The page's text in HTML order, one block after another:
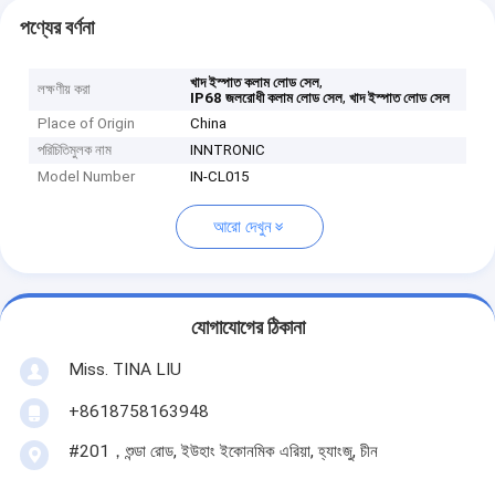
পণ্যের বর্ণনা
লক্ষণীয় করা খাদ ইস্পাত কলাম লোড সেল,
IP68 জলরোধী কলাম লোড সেল,খাদ ইস্পাত লোড সেল
Place of Origin
China
পরিচিতিমুলক নাম
INNTRONIC
Model Number
IN-CL015
আরো দেখুন
যোগাযোগের ঠিকানা
Miss. TINA LIU
+8618758163948
#201，শুন্ডা রোড, ইউহাং ইকোনমিক এরিয়া, হ্যাংজু, চীন